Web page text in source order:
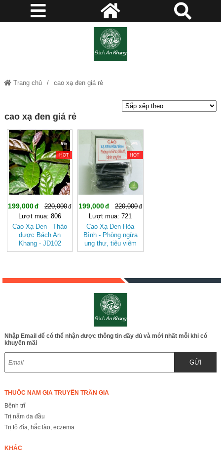
Trang chủ cao xạ đen giá rẻ
cao xạ đen giá rẻ
-9%
HOT
199,000
220,000
Lượt mua: 806
Cao Xạ Đen - Thảo
dược Bách An
Khang - JD102
-9%
HOT
199,000
220,000
Lượt mua: 721
Cao Xạ Đen Hòa
Bình - Phòng ngừa
ung thư, tiêu viêm
giải độc JD102
Nhập Email để có thể nhận được thông tin đầy đủ và mới nhất mỗi khi có
khuyến mãi
GỬI
THUỐC NAM GIA TRUYỀN TRẦN GIA
Bệnh trĩ
Trị nấm da đầu
Trị tổ đỉa, hắc lào, eczema
KHÁC